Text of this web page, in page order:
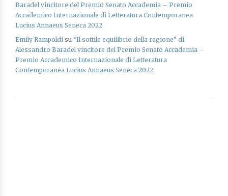
Baradel vincitore del Premio Senato Accademia – Premio
Accademico Internazionale di Letteratura Contemporanea
Lucius Annaeus Seneca 2022
Emily Rampoldi su “Il sottile equilibrio della ragione” di
Alessandro Baradel vincitore del Premio Senato Accademia –
Premio Accademico Internazionale di Letteratura
Contemporanea Lucius Annaeus Seneca 2022